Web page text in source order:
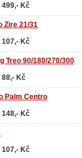
499,- Kč
Zire 21/31
107,- Kč
Treo 90/180/270/300
88,- Kč
Palm Centro
148,- Kč
107,- Kč